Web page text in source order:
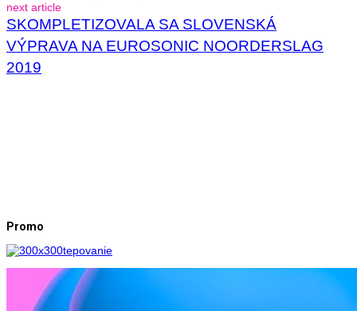
next article
SKOMPLETIZOVALA SA SLOVENSKÁ
VÝPRAVA NA EUROSONIC NOORDERSLAG
2019
Promo